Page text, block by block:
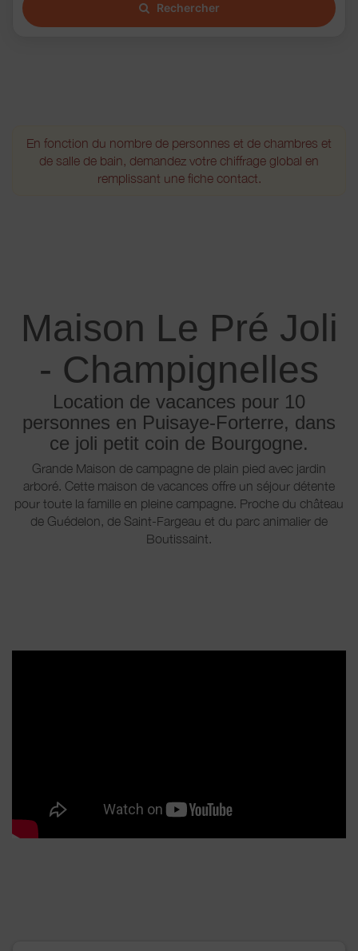
Rechercher
En fonction du nombre de personnes et de chambres et
de salle de bain, demandez votre chiffrage global en
remplissant une fiche contact.
Maison Le Pré Joli
- Champignelles
Location de vacances pour 10
personnes en Puisaye-Forterre, dans
ce joli petit coin de Bourgogne.
Grande Maison de campagne de plain pied avec jardin
arboré. Cette maison de vacances offre un séjour détente
pour toute la famille en pleine campagne. Proche du château
de Guédelon, de Saint-Fargeau et du parc animalier de
Boutissaint.